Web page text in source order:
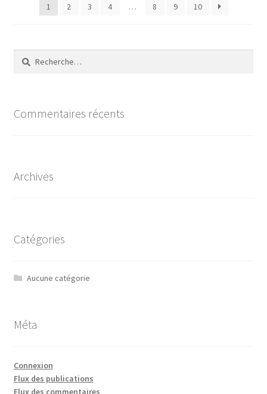
1 2 3 4 … 8 9 10
Rechercher :
Commentaires récents
Archives
Catégories
Aucune catégorie
Méta
Connexion
Flux des publications
Flux des commentaires